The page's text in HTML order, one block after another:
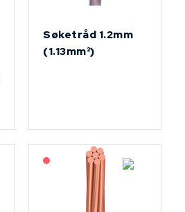
Søketråd 1.2mm
(1.13mm²)
På forespørsel